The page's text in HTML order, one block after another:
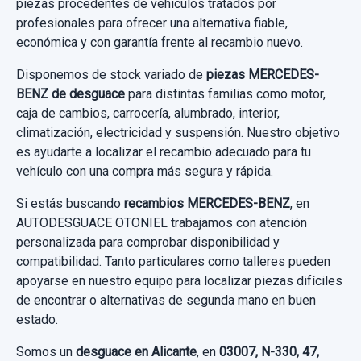
CERRADURA PUERTA DELANTERA IZQUIERDA
A0997202300 0997202300 4 PINS
MERCEDES-BENZ CLASE E LIM. (W213) E
220 D (213.004)
Garantía 1 año
Ref:802101 OEM:A0997202300
19,00 €
TUBOS AIRE ACONDICIONADO A2138301900
A2138301900
TUBOS AIRE ACONDICIONADO... usado.
MERCEDES-BENZ CLASE E LIM. (W213) E
220 D (213.004)
TRANSMISION TRASERA IZQUIERDA
A2133504600 A2133505210
Sin IVA, gastos de envío no incluidos.
Consultar por whatsapp
220 D (213.004)
Garantía 1 año
Ref:807524 OEM:A0998150039
17,35 €
Sin IVA, gastos de envío no incluidos.
Consultar por whatsapp
TUBO ESCAPE COMPLETO SONDA LAMBDA
TUBO ESCAPE COMPLETO SONDA
LAMBDA usado.
MERCEDES-BENZ CLASE E LIM. (W213) E
220 D (213.004)
Garantía 1 año
Ref:807806
350,00 €
Sin IVA, gastos de envío no incluidos.
BRAZO SUSPENSION SUPERIOR DELANTERO
DERECHO
BRAZO SUSPENSION SUPERIOR
DELANTERO... usado.
MERCEDES-BENZ CLASE E LIM. (W213) E
220 D (213.004)
Garantía 1 año
piezas procedentes de vehículos tratados por
profesionales para ofrecer una alternativa fiable,
económica y con garantía frente al recambio nuevo.
Disponemos de stock variado de piezas MERCEDES-
BENZ de desguace para distintas familias como motor,
caja de cambios, carrocería, alumbrado, interior,
climatización, electricidad y suspensión. Nuestro objetivo
es ayudarte a localizar el recambio adecuado para tu
vehículo con una compra más segura y rápida.
Si estás buscando recambios MERCEDES-BENZ, en
AUTODESGUACE OTONIEL trabajamos con atención
personalizada para comprobar disponibilidad y
compatibilidad. Tanto particulares como talleres pueden
apoyarse en nuestro equipo para localizar piezas difíciles
de encontrar o alternativas de segunda mano en buen
estado.
Somos un desguace en Alicante, en 03007, N-330, 47,